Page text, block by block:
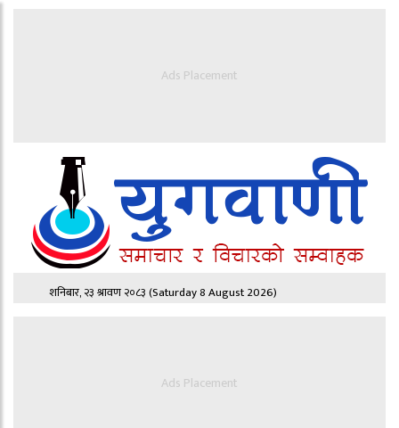
Ads Placement
शनिबार, २३ श्रावण २०८३(Saturday 8 August 2026)
Ads Placement